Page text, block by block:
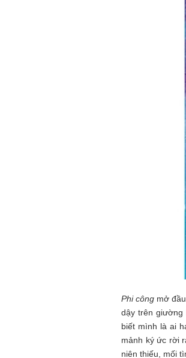
Phi công mở
dậy trên giường
biết mình là ai
mảnh ký ức rời
niên thiếu, mối
TÔI VIẾT